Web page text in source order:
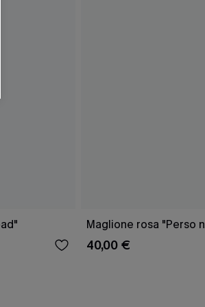
Maglione rosa "Perso
40,00 €
i nostri
valutare il livello di coinvolgimento,